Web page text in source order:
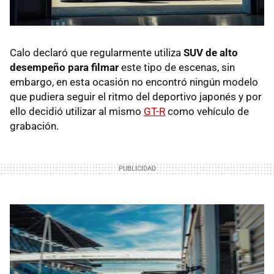
Calo declaró que regularmente utiliza SUV de alto
desempeño para filmar este tipo de escenas, sin
embargo, en esta ocasión no encontró ningún modelo
que pudiera seguir el ritmo del deportivo japonés y por
ello decidió utilizar al mismo GT-R como vehículo de
grabación.